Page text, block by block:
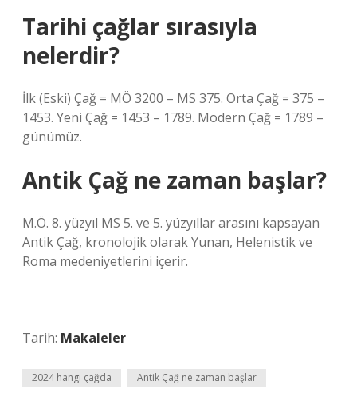
Tarihi çağlar sırasıyla
nelerdir?
İlk (Eski) Çağ = MÖ 3200 – MS 375. Orta Çağ = 375 –
1453. Yeni Çağ = 1453 – 1789. Modern Çağ = 1789 –
günümüz.
Antik Çağ ne zaman başlar?
M.Ö. 8. yüzyıl MS 5. ve 5. yüzyıllar arasını kapsayan
Antik Çağ, kronolojik olarak Yunan, Helenistik ve
Roma medeniyetlerini içerir.
Tarih: Makaleler
2024 hangi çağda Antik Çağ ne zaman başlar